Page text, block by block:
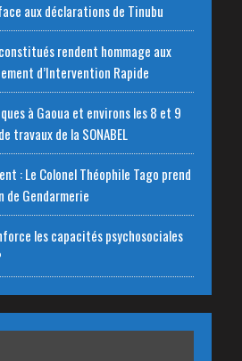
aux déclarations de Tinubu
rendent hommage aux
d’Intervention Rapide
à Gaoua et environs les 8 et 9
travaux de la SONABEL
: Le Colonel Théophile Tago prend
de Gendarmerie
les capacités psychosociales